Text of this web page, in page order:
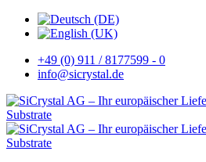
+49 (0) 911 / 8177599 - 0
info@sicrystal.de